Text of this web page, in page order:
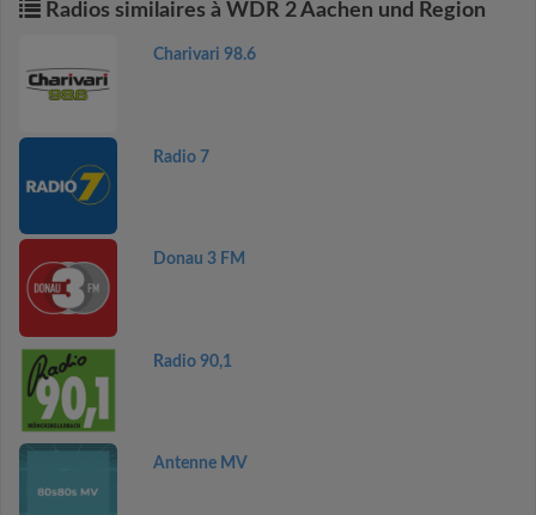
Radios similaires à WDR 2 Aachen und Region
Charivari 98.6
Radio 7
Donau 3 FM
Radio 90,1
Antenne MV